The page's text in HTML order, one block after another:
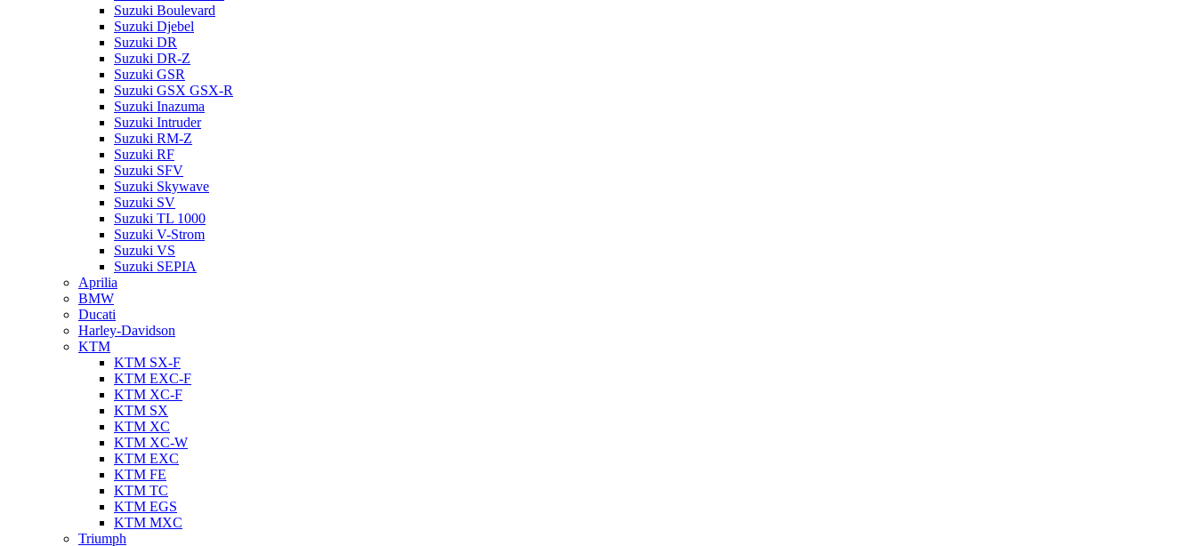
Suzuki Boulevard
Suzuki Djebel
Suzuki DR
Suzuki DR-Z
Suzuki GSR
Suzuki GSX GSX-R
Suzuki Inazuma
Suzuki Intruder
Suzuki RM-Z
Suzuki RF
Suzuki SFV
Suzuki Skywave
Suzuki SV
Suzuki TL 1000
Suzuki V-Strom
Suzuki VS
Suzuki SEPIA
Aprilia
BMW
Ducati
Harley-Davidson
KTM
KTM SX-F
KTM EXC-F
KTM XC-F
KTM SX
KTM XC
KTM XC-W
KTM EXC
KTM FE
KTM TC
KTM EGS
KTM MXC
Triumph